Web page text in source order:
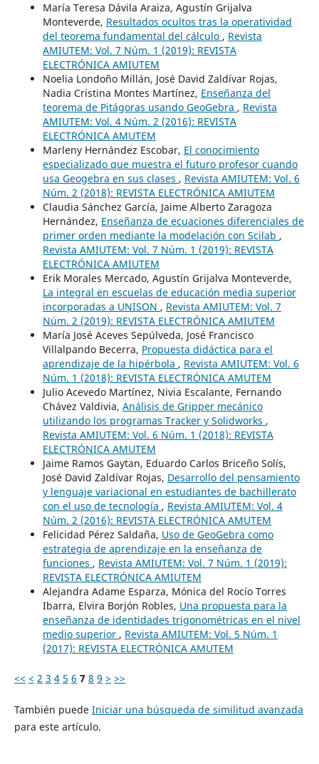
María Teresa Dávila Araiza, Agustín Grijalva
Monteverde, Resultados ocultos tras la operatividad
del teorema fundamental del cálculo , Revista
AMIUTEM: Vol. 7 Núm. 1 (2019): REVISTA
ELECTRÓNICA AMIUTEM
Noelia Londoño Millán, José David Zaldívar Rojas,
Nadia Cristina Montes Martínez, Enseñanza del
teorema de Pitágoras usando GeoGebra , Revista
AMIUTEM: Vol. 4 Núm. 2 (2016): REVISTA
ELECTRÓNICA AMUTEM
Marleny Hernández Escobar, El conocimiento
especializado que muestra el futuro profesor cuando
usa Geogebra en sus clases , Revista AMIUTEM: Vol. 6
Núm. 2 (2018): REVISTA ELECTRÓNICA AMIUTEM
Claudia Sánchez García, Jaime Alberto Zaragoza
Hernández, Enseñanza de ecuaciones diferenciales de
primer orden mediante la modelación con Scilab ,
Revista AMIUTEM: Vol. 7 Núm. 1 (2019): REVISTA
ELECTRÓNICA AMIUTEM
Erik Morales Mercado, Agustín Grijalva Monteverde,
La integral en escuelas de educación media superior
incorporadas a UNISON , Revista AMIUTEM: Vol. 7
Núm. 2 (2019): REVISTA ELECTRÓNICA AMIUTEM
María José Aceves Sepúlveda, José Francisco
Villalpando Becerra, Propuesta didáctica para el
aprendizaje de la hipérbola , Revista AMIUTEM: Vol. 6
Núm. 1 (2018): REVISTA ELECTRÓNICA AMUTEM
Julio Acevedo Martínez, Nivia Escalante, Fernando
Chávez Valdivia, Análisis de Gripper mecánico
utilizando los programas Tracker y Solidworks ,
Revista AMIUTEM: Vol. 6 Núm. 1 (2018): REVISTA
ELECTRÓNICA AMUTEM
Jaime Ramos Gaytan, Eduardo Carlos Briceño Solís,
José David Zaldívar Rojas, Desarrollo del pensamiento
y lenguaje variacional en estudiantes de bachillerato
con el uso de tecnología , Revista AMIUTEM: Vol. 4
Núm. 2 (2016): REVISTA ELECTRÓNICA AMUTEM
Felicidad Pérez Saldaña, Uso de GeoGebra como
estrategia de aprendizaje en la enseñanza de
funciones , Revista AMIUTEM: Vol. 7 Núm. 1 (2019):
REVISTA ELECTRÓNICA AMIUTEM
Alejandra Adame Esparza, Mónica del Rocío Torres
Ibarra, Elvira Borjón Robles, Una propuesta para la
enseñanza de identidades trigonométricas en el nivel
medio superior , Revista AMIUTEM: Vol. 5 Núm. 1
(2017): REVISTA ELECTRÓNICA AMUTEM
<< < 2 3 4 5 6 7 8 9 > >>
También puede Iniciar una búsqueda de similitud avanzada
para este artículo.